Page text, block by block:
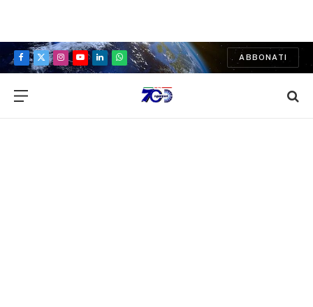
Facebook
X
Instagram
YouTubeLinkedInWhatsApp
ABBONATI